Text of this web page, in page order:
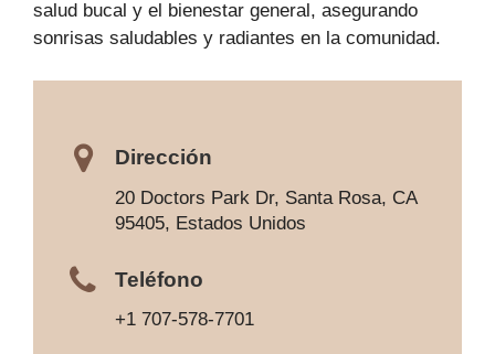
salud bucal y el bienestar general, asegurando
sonrisas saludables y radiantes en la comunidad.
Dirección
20 Doctors Park Dr, Santa Rosa, CA
95405, Estados Unidos
Teléfono
+1 707-578-7701